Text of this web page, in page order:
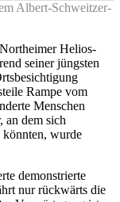
Albert-Schweitzer-
Helios-
seiner jüngsten
Rampe vom
Menschen
an dem sich
könnten, wurde
demonstrierte
nur rückwärts die